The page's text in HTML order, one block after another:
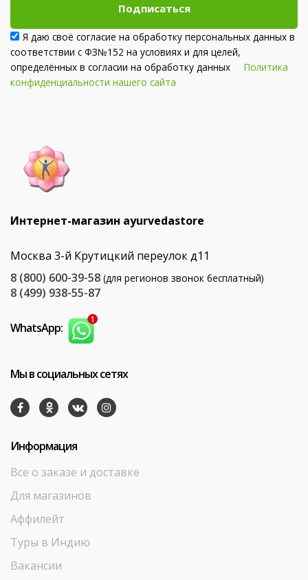
Подписаться
Я даю своё согласие на обработку персональных данных в
соответствии с ФЗ№152 на условиях и для целей,
определённых в согласии на обработку данных Политика
конфиденциальности нашего сайта
Интернет-магазин ayurvedastore
Москва 3-й Крутицкий переулок д11
8 (800) 600-39-58 (для регионов звонок бесплатный)
8 (499) 938-55-87
WhatsApp:
Мы в социальных сетях
Информация
Все о заказе и доставке
Для магазинов
Аффилейт
Туры в Индию
Вакансии